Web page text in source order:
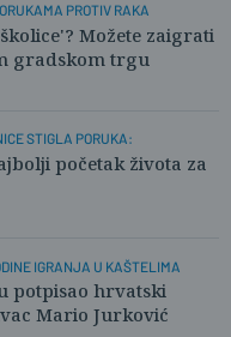
PROTIV RAKA
Možete zaigrati
gradskom trgu
STIGLA PORUKA:
početak života za
IGRANJA U KAŠTELIMA
potpisao hrvatski
Mario Jurković